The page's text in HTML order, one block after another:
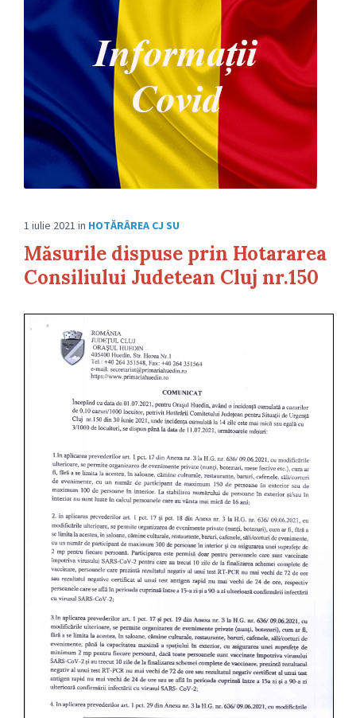
1 iulie 2021 in HOTĂRÂREA CJ SU
Măsurile dispuse prin Hotararea
Consiliului Judetean Cluj nr.150